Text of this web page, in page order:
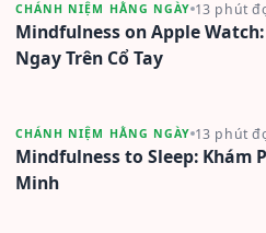
CHÁNH NIỆM HẰNG NGÀY 13 phút
Mindfulness on Apple
Ngay Trên Cổ Tay
CHÁNH NIỆM HẰNG NGÀY 13 phút
Mindfulness to Sleep: Khám
Minh